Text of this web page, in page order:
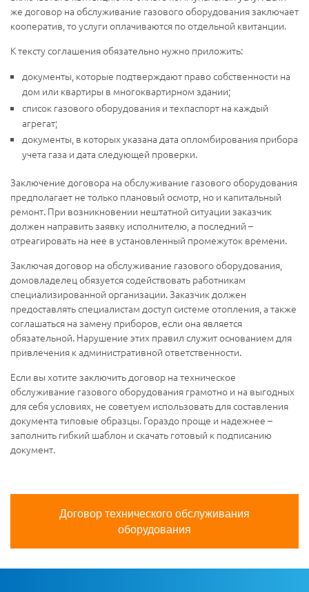
же договор на обслуживание газового оборудования заключает
кооператив, то услуги оплачиваются по отдельной квитанции.
К тексту соглашения обязательно нужно приложить:
документы, которые подтверждают право собственности на
дом или квартиры в многоквартирном здании;
список газового оборудования и техпаспорт на каждый
агрегат;
документы, в которых указана дата опломбирования прибора
учета газа и дата следующей проверки.
Заключение договора на обслуживание газового оборудования
предполагает не только плановый осмотр, но и капитальный
ремонт. При возникновении нештатной ситуации заказчик
должен направить заявку исполнителю, а последний –
отреагировать на нее в установленный промежуток времени.
Заключая договор на обслуживание газового оборудования,
домовладелец обязуется содействовать работникам
специализированной организации. Заказчик должен
предоставлять специалистам доступ системе отопления, а также
соглашаться на замену приборов, если она является
обязательной. Нарушение этих правил служит основанием для
привлечения к административной ответственности.
Если вы хотите заключить договор на техническое
обслуживание газового оборудования грамотно и на выгодных
для себя условиях, не советуем использовать для составления
документа типовые образцы. Гораздо проще и надежнее –
заполнить гибкий шаблон и скачать готовый к подписанию
документ.
Договор технического обслуживания
оборудования